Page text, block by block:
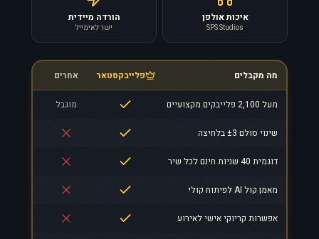
איכות אולפן
SPS Studios
הורדה מיידית
ישר לאימייל
מה מקבלים פלייבקסטאר אחרים
מעל 2,100 פלייבקים מקצועיים מוגבל
שינוי סולם ±3 בלחיצה
דוגמית 40 שניות חינם לכל שיר
מאמן קול AI לפיתוח קולי
אפשרות קריוקי אישי לאירוע